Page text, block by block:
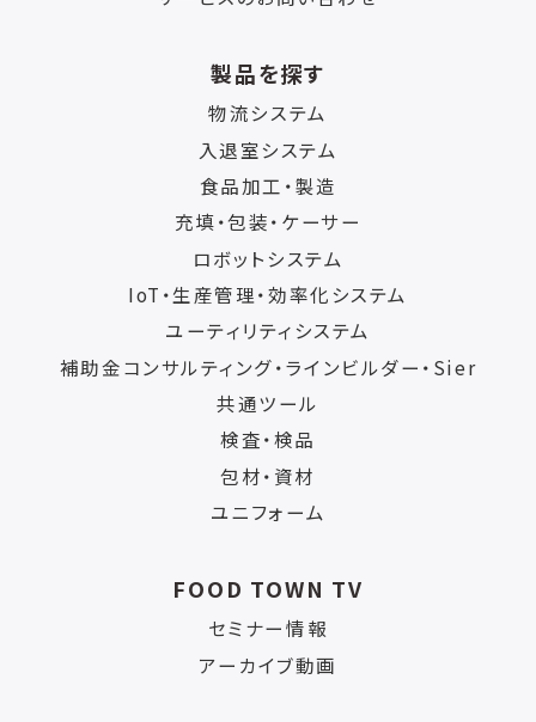
製品を探す
物流システム
入退室システム
食品加工・製造
充填・包装・ケーサー
ロボットシステム
IoT・生産管理・効率化システム
ユーティリティシステム
補助金コンサルティング・ラインビルダー・Sier
共通ツール
検査・検品
包材・資材
ユニフォーム
FOOD TOWN TV
セミナー情報
アーカイブ動画